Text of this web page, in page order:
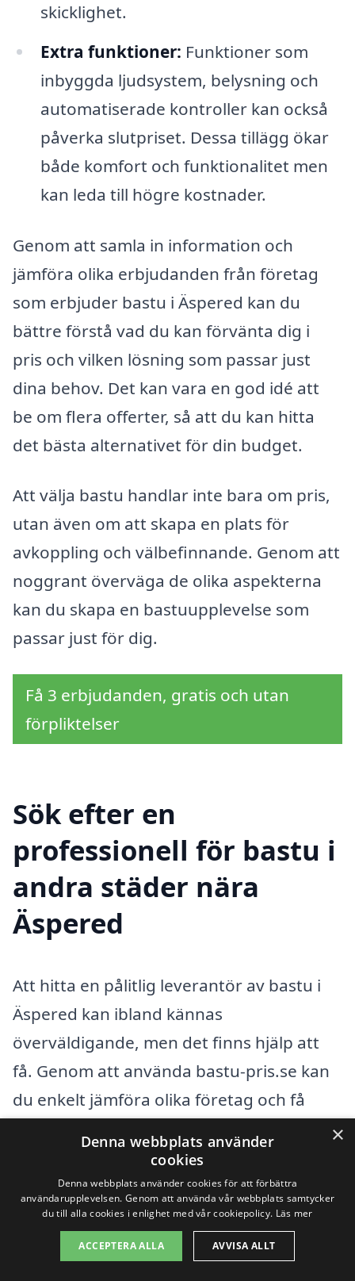
skicklighet.
Extra funktioner: Funktioner som
inbyggda ljudsystem, belysning och
automatiserade kontroller kan också
påverka slutpriset. Dessa tillägg ökar
både komfort och funktionalitet men
kan leda till högre kostnader.
Genom att samla in information och
jämföra olika erbjudanden från företag
som erbjuder bastu i Äspered kan du
bättre förstå vad du kan förvänta dig i
pris och vilken lösning som passar just
dina behov. Det kan vara en god idé att
be om flera offerter, så att du kan hitta
det bästa alternativet för din budget.
Att välja bastu handlar inte bara om pris,
utan även om att skapa en plats för
avkoppling och välbefinnande. Genom att
noggrant överväga de olika aspekterna
kan du skapa en bastuupplevelse som
passar just för dig.
Få 3 erbjudanden, gratis och utan
förpliktelser
Sök efter en
professionell för bastu i
andra städer nära
Äspered
Att hitta en pålitlig leverantör av bastu i
Äspered kan ibland kännas
överväldigande, men det finns hjälp att
få. Genom att använda bastu-pris.se kan
du enkelt jämföra olika företag och få
just dina behov. Tjänsten är enkel att
navigera och gör det möjligt för dig att få
kontakt med professionella inom
bastuinstallation och -service i ditt
×
Denna webbplats använder
cookies
Denna webbplats använder cookies för att förbättra
användarupplevelsen. Genom att använda vår webbplats samtycker
du till alla cookies i enlighet med vår cookiepolicy. Läs mer
ACCEPTERA ALLA AVVISA ALLT